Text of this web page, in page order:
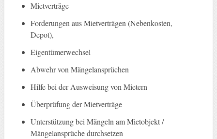
Mietverträge
Forderungen aus Mietverträgen (Nebenkosten,
Depot),
Eigentümerwechsel
Abwehr von Mängelansprüchen
Hilfe bei der Ausweisung von Mietern
Überprüfung der Mietverträge
Unterstützung bei Mängeln am Mietobjekt /
Mängelansprüche durchsetzen